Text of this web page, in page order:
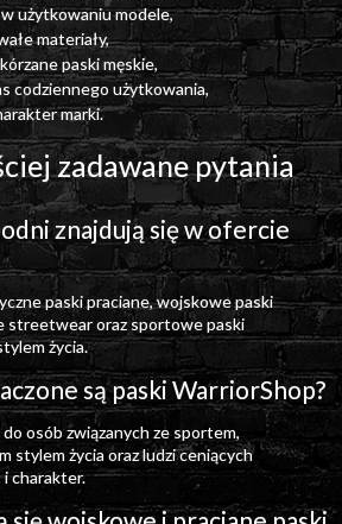
użytkowaniu modele,
materiały,
paski męskie,
codziennego użytkowania,
marki.
zadawane pytania
znajdują się w ofercie
paski praciane, wojskowe paski
streetwear oraz sportowe paski
życia.
są paski WarriorShop?
osób związanych ze sportem,
stylem życia oraz ludzi ceniących
i charakter.